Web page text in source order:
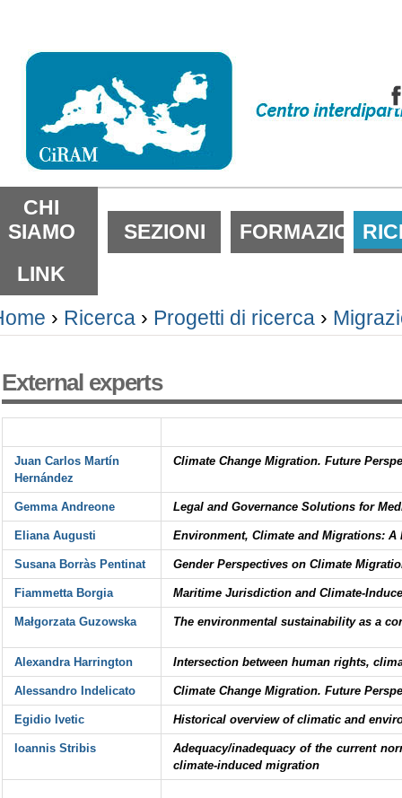
CHI
SIAMO
SEZIONI FORMAZIONE
LINK
› Ricerca › Progetti di ricerca ›
External experts
Juan Carlos Martín
Hernández
Climate Change Migration. Future
Gemma Andreone Legal and Governance Solutions for
Eliana Augusti Environment, Climate and Migrations: A
Susana Borràs Pentinat Gender Perspectives on Climate
Fiammetta Borgia Maritime Jurisdiction and Climate-
Małgorzata Guzowska The environmental sustainability as a
Alexandra Harrington Intersection between human rights,
Alessandro Indelicato Climate Change Migration. Future
Egidio Ivetic Historical overview of climatic and
Ioannis Stribis
Adequacy/inadequacy of the current
climate-induced migration